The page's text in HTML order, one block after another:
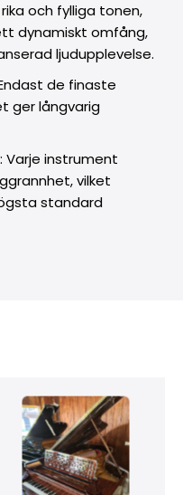
och fylliga tonen,
dynamiskt omfång,
ljudupplevelse.
de finaste
ger långvarig
: Varje instrument
vilket
standard